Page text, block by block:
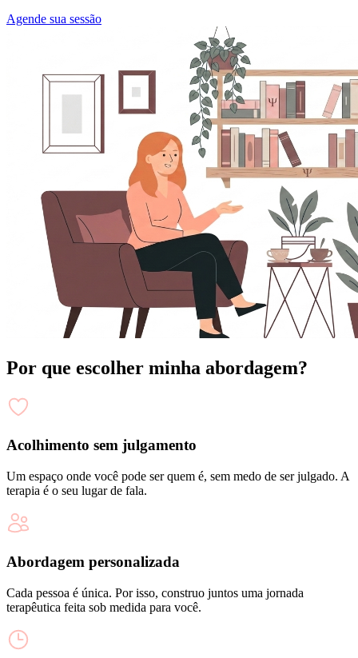
Agende sua sessão
Por que escolher minha abordagem?
Acolhimento sem julgamento
Um espaço onde você pode ser quem é, sem medo de ser julgado. A
terapia é o seu lugar de fala.
Abordagem personalizada
Cada pessoa é única. Por isso, construo juntos uma jornada
terapêutica feita sob medida para você.